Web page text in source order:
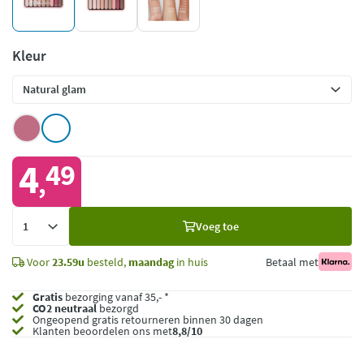
Kleur
4,49
Voeg toe
Voor23.59u besteld, maandagin huis Betaal met
Gratis bezorging vanaf 35,- *
CO2 neutraalbezorgd
Ongeopend gratis retourneren binnen 30 dagen
Klanten beoordelen ons met8,8/10